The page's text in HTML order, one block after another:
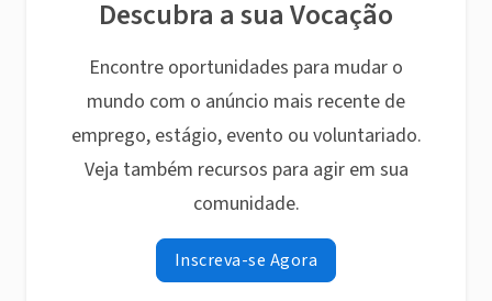
Descubra a sua Vocação
Encontre oportunidades para mudar o
mundo com o anúncio mais recente de
emprego, estágio, evento ou voluntariado.
Veja também recursos para agir em sua
comunidade.
Inscreva-se Agora